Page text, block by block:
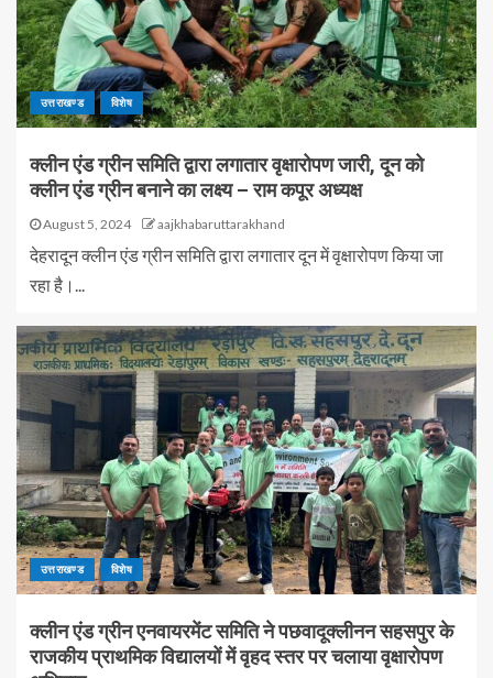
उत्तराखण्ड विशेष
क्लीन एंड ग्रीन समिति द्वारा लगातार वृक्षारोपण जारी, दून को
क्लीन एंड ग्रीन बनाने का लक्ष्य – राम कपूर अध्यक्ष
August 5, 2024 aajkhabaruttarakhand
देहरादून क्लीन एंड ग्रीन समिति द्वारा लगातार दून में वृक्षारोपण किया जा
रहा है।...
उत्तराखण्ड विशेष
क्लीन एंड ग्रीन एनवायरमेंट समिति ने पछवादूक्लीनन सहसपुर के
राजकीय प्राथमिक विद्यालयों में वृहद स्तर पर चलाया वृक्षारोपण